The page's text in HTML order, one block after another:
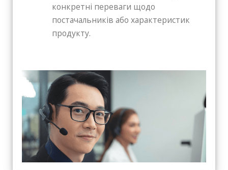
конкретні переваги щодо
постачальників або характеристик
продукту.